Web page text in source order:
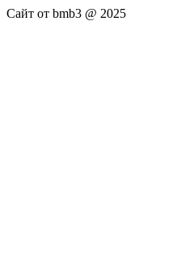
Сайт от bmb3 @ 2025